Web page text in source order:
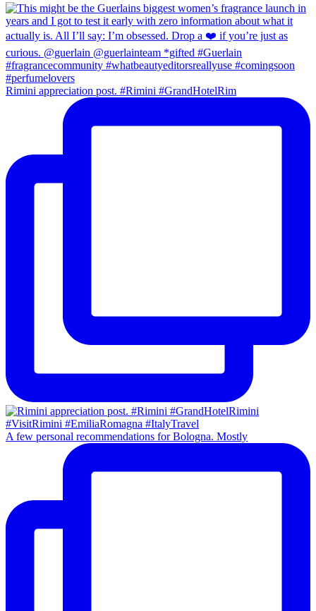
Rimini appreciation post. #Rimini #GrandHotelRim
A few personal recommendations for Bologna. Mostly